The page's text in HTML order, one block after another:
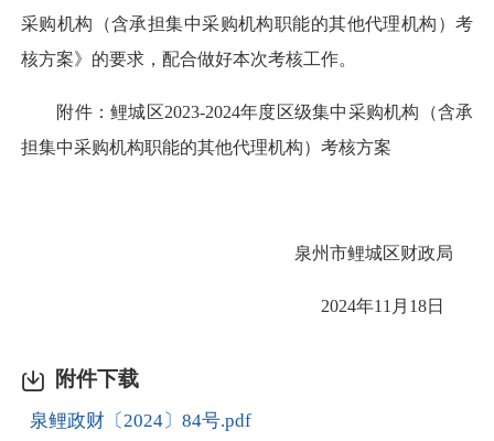
采购机构（含承担集中采购机构职能的其他代理机构）考
核方案》的要求，配合做好本次考核工作。
附件：鲤城区2023-2024年度区级集中采购机构（含承
担集中采购机构职能的其他代理机构）考核方案
泉州市鲤城区财政局
2024年11月18日
附件下载
泉鲤政财〔2024〕84号.pdf